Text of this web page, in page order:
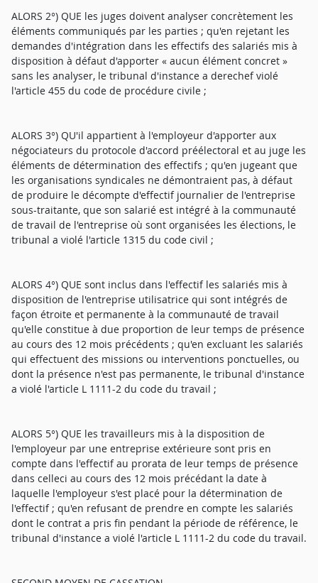
ALORS 2°) QUE les juges doivent analyser concrètement les
éléments communiqués par les parties ; qu'en rejetant les
demandes d'intégration dans les effectifs des salariés mis à
disposition à défaut d'apporter « aucun élément concret »
sans les analyser, le tribunal d'instance a derechef violé
l'article 455 du code de procédure civile ;
ALORS 3°) QU'il appartient à l'employeur d'apporter aux
négociateurs du protocole d'accord préélectoral et au juge les
éléments de détermination des effectifs ; qu'en jugeant que
les organisations syndicales ne démontraient pas, à défaut
de produire le décompte d'effectif journalier de l'entreprise
sous-traitante, que son salarié est intégré à la communauté
de travail de l'entreprise où sont organisées les élections, le
tribunal a violé l'article 1315 du code civil ;
ALORS 4°) QUE sont inclus dans l'effectif les salariés mis à
disposition de l'entreprise utilisatrice qui sont intégrés de
façon étroite et permanente à la communauté de travail
qu'elle constitue à due proportion de leur temps de présence
au cours des 12 mois précédents ; qu'en excluant les salariés
qui effectuent des missions ou interventions ponctuelles, ou
dont la présence n'est pas permanente, le tribunal d'instance
a violé l'article L 1111-2 du code du travail ;
ALORS 5°) QUE les travailleurs mis à la disposition de
l'employeur par une entreprise extérieure sont pris en
compte dans l'effectif au prorata de leur temps de présence
dans celleci au cours des 12 mois précédant la date à
laquelle l'employeur s'est placé pour la détermination de
l'effectif ; qu'en refusant de prendre en compte les salariés
dont le contrat a pris fin pendant la période de référence, le
tribunal d'instance a violé l'article L 1111-2 du code du travail.